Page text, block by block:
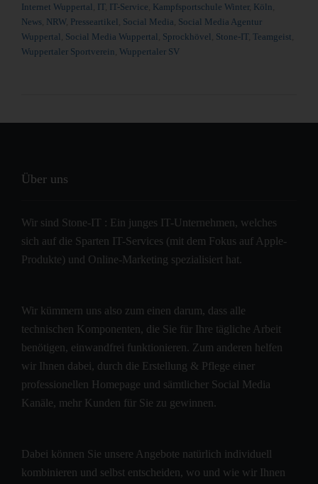
Internet Wuppertal IT, IT-Service Kampfsportschule Winter, Köln
News NRW, Presseartikel Social Media Social Media Agentur
Wuppertal Social Media Wuppertal Sprockhövel Stone-IT, Teamgeist
Wuppertaler Sportverein Wuppertaler SV
Über uns
Wir sind Stone-IT : Ein junges IT-Unternehmen, welches
sich auf die Sparten IT-Services (mit dem Fokus auf Apple-
Produkte) und Online-Marketing spezialisiert hat.
Wir kümmern uns also zum einen darum, dass alle
technischen Komponenten, die Sie für Ihre tägliche Arbeit
benötigen, einwandfrei funktionieren. Zum anderen helfen
wir Ihnen dabei, durch die Erstellung & Pflege einer
professionellen Homepage und sämtlicher Social Media
Kanäle, mehr Kunden für Sie zu gewinnen.
Dabei können Sie unsere Angebote natürlich individuell
kombinieren und selbst entscheiden, wo und wie wir Ihnen